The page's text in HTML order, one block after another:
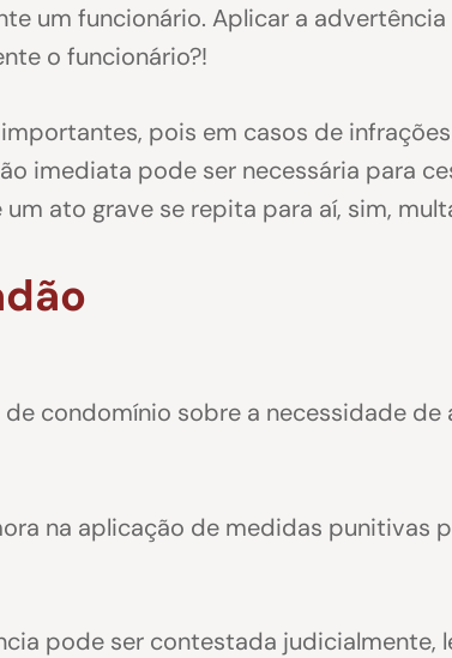
um funcionário. Aplicar a advertência
o funcionário?!
pois em casos de
imediata pode ser necessária para
ato grave se repita para aí, sim,
de condomínio sobre a necessidade de
na aplicação de medidas punitivas
pode ser contestada judicialmente,